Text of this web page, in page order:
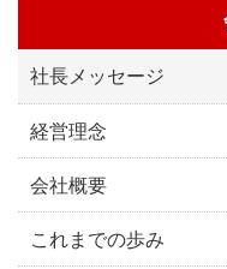
社長メッセージ
経営理念
会社概要
これまでの歩み